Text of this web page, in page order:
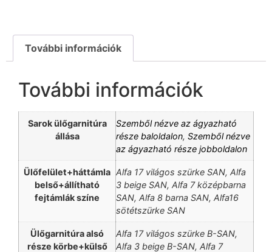
További információk
További információk
Sarok ülőgarnitúra
állása
Szemből nézve az ágyazható
része baloldalon, Szemből nézve
az ágyazható része jobboldalon
Ülőfelület+háttámla
belső+állítható
fejtámlák színe
Alfa 17 világos szürke SAN, Alfa
3 beige SAN, Alfa 7 középbarna
SAN, Alfa 8 barna SAN, Alfa16
sötétszürke SAN
Ülőgarnitúra alsó
része körbe+külső
Alfa 17 világos szürke B-SAN,
Alfa 3 beige B-SAN, Alfa 7